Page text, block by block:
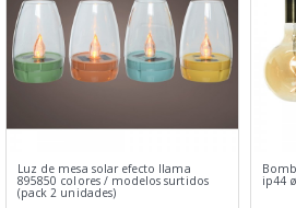
Luz de mesa solar efecto llama
895850 colores / modelos surtidos
(pack 2 unidades)
ip44